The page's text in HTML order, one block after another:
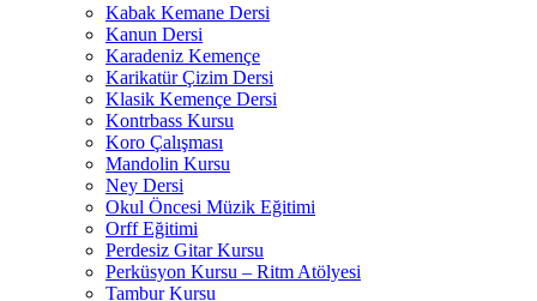
Kabak Kemane Dersi
Kanun Dersi
Karadeniz Kemençe
Karikatür Çizim Dersi
Klasik Kemençe Dersi
Kontrbass Kursu
Koro Çalışması
Mandolin Kursu
Ney Dersi
Okul Öncesi Müzik Eğitimi
Orff Eğitimi
Perdesiz Gitar Kursu
Perküsyon Kursu – Ritm Atölyesi
Tambur Kursu